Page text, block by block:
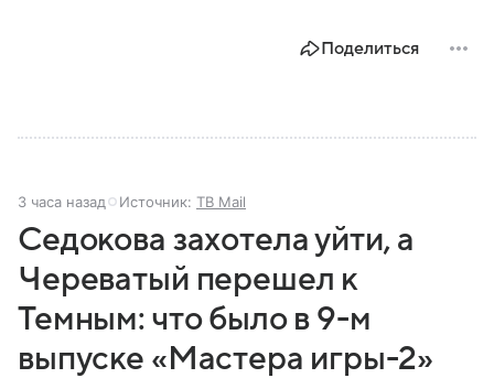
Поделиться
3 часа назад Источник: ТВ Mail
Седокова захотела уйти, а
Череватый перешел к
Темным: что было в 9-м
выпуске «Мастера игры-2»